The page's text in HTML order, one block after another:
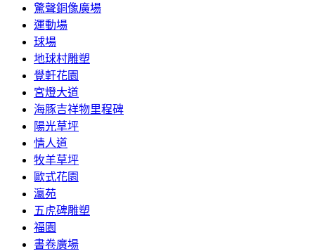
驚聲銅像廣場
運動場
球場
地球村雕塑
覺軒花園
宮燈大道
海豚吉祥物里程碑
陽光草坪
情人道
牧羊草坪
歐式花園
瀛苑
五虎碑雕塑
福園
書卷廣場